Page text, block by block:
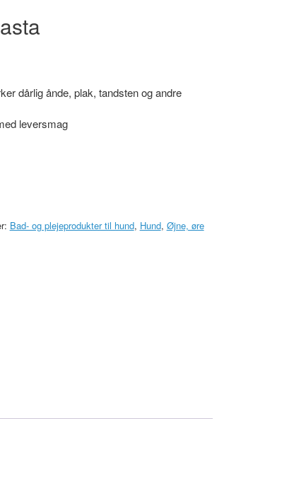
dårlig ånde, plak, tandsten og andre
leversmag
Bad- og plejeprodukter til hund, Hund, Øjne, øre